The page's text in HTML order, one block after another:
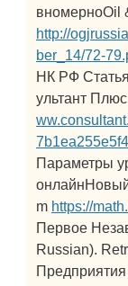
вномерноOil
http://
ber_14/72-
НК РФ
ультант
Параметры
m https://
Первое
Russian).